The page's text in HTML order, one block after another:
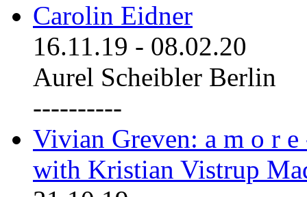
Carolin Eidner
16.11.19 - 08.02.20
Aurel Scheibler Berlin
----------
Vivian Greven: a m o r
with Kristian Vistrup